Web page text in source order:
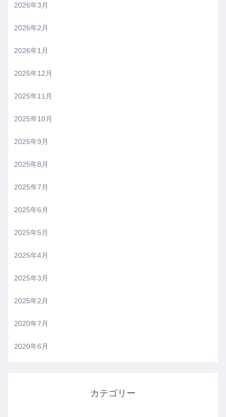
2026年3月
2026年2月
2026年1月
2025年12月
2025年11月
2025年10月
2025年9月
2025年8月
2025年7月
2025年6月
2025年5月
2025年4月
2025年3月
2025年2月
2020年7月
2020年6月
カテゴリー